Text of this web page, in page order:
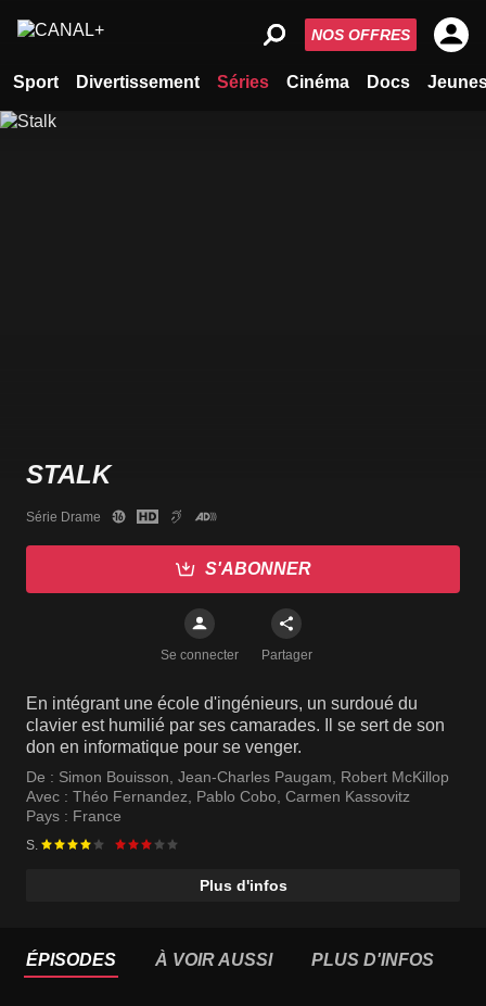
Sport Divertissement Séries Cinéma Docs
NOS OFFRES
STALK
Série Drame
S'ABONNER
Se connecter Partager
En intégrant une école d'ingénieurs, un surdoué du
clavier est humilié par ses camarades. Il se sert de son
don en informatique pour se venger.
De : Simon Bouisson Jean-Charles Paugam
Robert McKillop
Avec : Théo Fernandez Pablo Cobo Carmen Kassovitz
Pays : France
S.
Plus d'infos
ÉPISODES À VOIR AUSSI PLUS D'INFOS